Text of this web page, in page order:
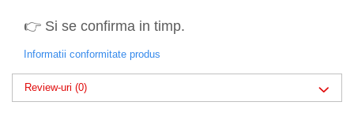
👉 Si se confirma in timp.
Informatii conformitate produs
Review-uri (0)